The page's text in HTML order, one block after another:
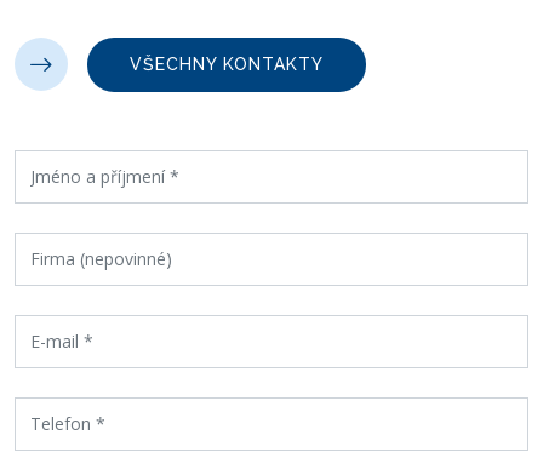
VŠECHNY KONTAKTY